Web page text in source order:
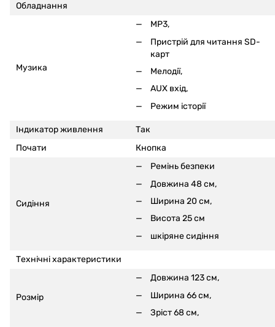
Обладнання
Музика
MP3,
Пристрій для читання SD-
карт
Мелодії,
AUX вхід,
Режим історії
Індикатор живлення
Так
Почати
Кнопка
Сидіння
Ремінь безпеки
Довжина 48 см,
Ширина 20 см,
Висота 25 см
шкіряне сидіння
Технічні характеристики
Розмір
Довжина 123 см,
Ширина 66 см,
Зріст 68 см,